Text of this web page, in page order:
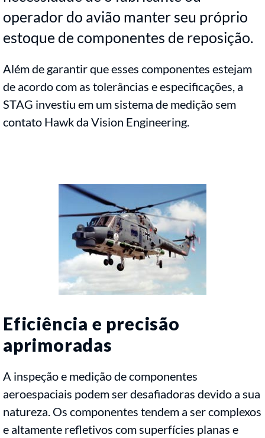
operador do avião manter seu próprio
estoque de componentes de reposição.
Além de garantir que esses componentes estejam
de acordo com as tolerâncias e especificações, a
STAG investiu em um sistema de medição sem
contato Hawk da Vision Engineering.
Eficiência e precisão
aprimoradas
A inspeção e medição de componentes
aeroespaciais podem ser desafiadoras devido a sua
natureza. Os componentes tendem a ser complexos
e altamente refletivos com superfícies planas e